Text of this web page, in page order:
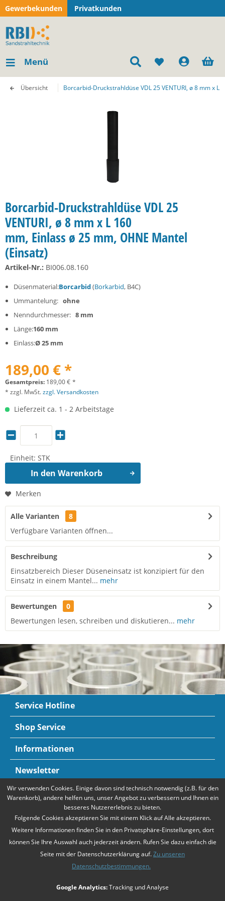
Gewerbekunden Privatkunden
Menü
Übersicht Borcarbid-Druckstrahldüse VDL 25 VENTURI, ø 8 mm x L
Borcarbid-Druckstrahldüse VDL 25
VENTURI, ø 8 mm x L 160
mm, Einlass ø 25 mm, OHNE Mantel
(Einsatz)
Artikel-Nr.: BI006.08.160
Düsenmaterial:Borcarbid(Borkarbid, B4C)
Ummantelung: ohne
Nenndurchmesser: 8 mm
Länge:160 mm
Einlass:Ø 25 mm
189,00 € *
Gesamtpreis: 189,00€ *
* zzgl. MwSt.zzgl. Versandkosten
Lieferzeit ca. 1 - 2 Arbeitstage
Einheit: STK
In den Warenkorb
Merken
Alle Varianten
8
Verfügbare Varianten öffnen...
Beschreibung
Einsatzbereich Dieser Düseneinsatz ist konzipiert für den
Einsatz in einem Mantel... mehr
Bewertungen
0
Bewertungen lesen, schreiben und diskutieren... mehr
Service Hotline
Shop Service
Informationen
Newsletter
Zahlungsarten Mehr Informationen
falls nicht anders beschrieben
Wir verwenden Cookies. Einige davon sind technisch notwendig (z.B. für den
Warenkorb), andere helfen uns, unser Angebot zu verbessern und Ihnen ein
besseres Nutzererlebnis zu bieten.
Folgende Cookies akzeptieren Sie mit einem Klick auf Alle akzeptieren.
Weitere Informationen finden Sie in den Privatsphäre-Einstellungen, dort
können Sie Ihre Auswahl auch jederzeit ändern. Rufen Sie dazu einfach die
Seite mit der Datenschutzerklärung auf.Zu unseren
Datenschutzbestimmungen.
Google Analytics:Tracking und Analyse